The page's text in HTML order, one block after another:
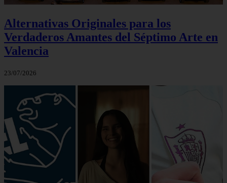
Alternativas Originales para los
Verdaderos Amantes del Séptimo Arte en
Valencia
23/07/2026